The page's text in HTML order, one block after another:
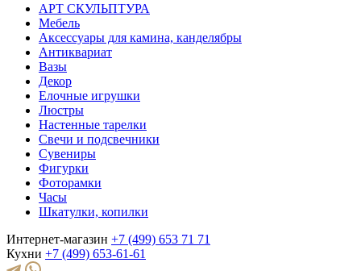
АРТ СКУЛЬПТУРА
Мебель
Аксессуары для камина, канделябры
Антиквариат
Вазы
Декор
Елочные игрушки
Люстры
Настенные тарелки
Свечи и подсвечники
Сувениры
Фигурки
Фоторамки
Часы
Шкатулки, копилки
Интернет-магазин +7 (499) 653 71 71
Кухни +7 (499) 653-61-61